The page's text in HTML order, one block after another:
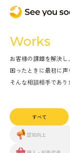
Works
お客様の課題を解決し
困ったときに最初に
そんな相談相手であり
すべて
認知向上